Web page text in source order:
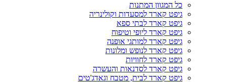
כל המגוון המתנות
גיפט קארד למסעדות וקולינריה
גיפט קארד לבתי ספא
גיפט קארד ליופי וטיפוח
גיפט קארד למותגי אופנה
גיפט קארד לנופש ומלונות
גיפט קארד לחוויות
גיפט קארד לסדנאות והעשרה
גיפט קארד לבית, מטבח וגאדג'טים